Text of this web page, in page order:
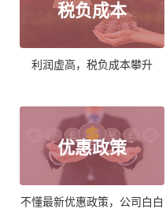
税负成本
利润虚高，税负成本攀升
优惠政策
不懂最新优惠政策，公司白白